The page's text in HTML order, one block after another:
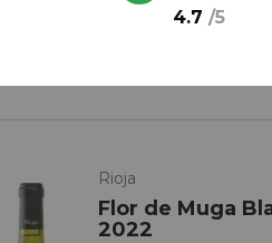
Rioja
Flor de Muga
2022
4.7 /5